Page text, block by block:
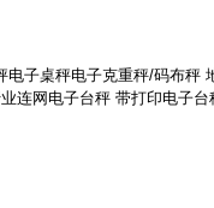
电子桌秤电子克重秤/码布秤
连网电子台秤 带打印电子台